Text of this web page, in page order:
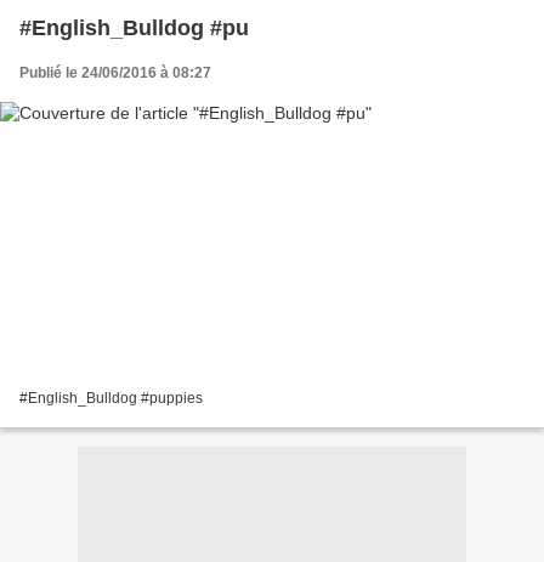
#English_Bulldog #pu
Publié le 24/06/2016 à 08:27
#English_Bulldog #puppies